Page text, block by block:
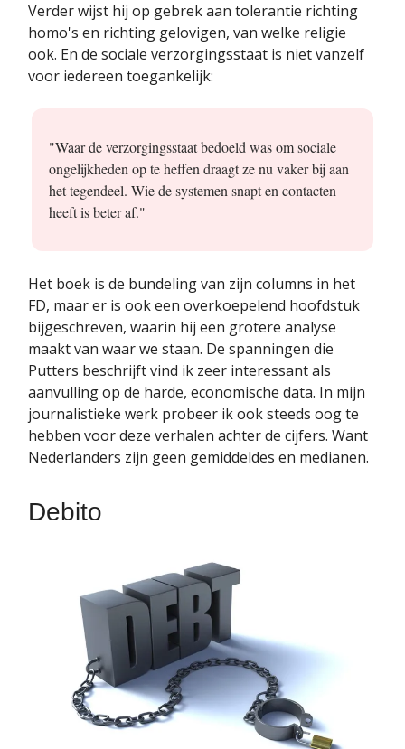
Verder wijst hij op gebrek aan tolerantie richting
homo's en richting gelovigen, van welke religie
ook. En de sociale verzorgingsstaat is niet vanzelf
voor iedereen toegankelijk:
"Waar de verzorgingsstaat bedoeld was om sociale
ongelijkheden op te heffen draagt ze nu vaker bij aan
het tegendeel. Wie de systemen snapt en contacten
heeft is beter af."
Het boek is de bundeling van zijn columns in het
FD, maar er is ook een overkoepelend hoofdstuk
bijgeschreven, waarin hij een grotere analyse
maakt van waar we staan. De spanningen die
Putters beschrijft vind ik zeer interessant als
aanvulling op de harde, economische data. In mijn
journalistieke werk probeer ik ook steeds oog te
hebben voor deze verhalen achter de cijfers. Want
Nederlanders zijn geen gemiddeldes en medianen.
Debito